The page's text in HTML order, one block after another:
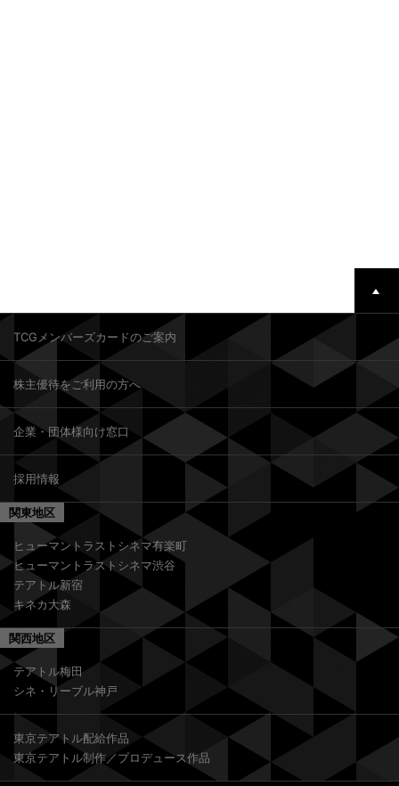
TCGメンバーズカードのご案内
株主優待をご利用の方へ
企業・団体様向け窓口
採用情報
関東地区
ヒューマントラストシネマ有楽町
ヒューマントラストシネマ渋谷
テアトル新宿
キネカ大森
関西地区
テアトル梅田
シネ・リーブル神戸
東京テアトル配給作品
東京テアトル制作／プロデュース作品